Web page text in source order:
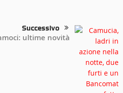
Successivo
ultime novità